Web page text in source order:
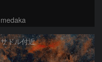
medaka
サドル付近